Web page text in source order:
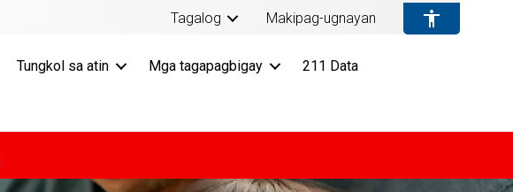
Tagalog Makipag-ugnayan
Tungkol sa atin Mga tagapagbigay 211 Data